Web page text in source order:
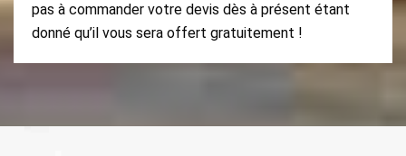
pas à commander votre devis dès à présent étant
donné qu’il vous sera offert gratuitement !